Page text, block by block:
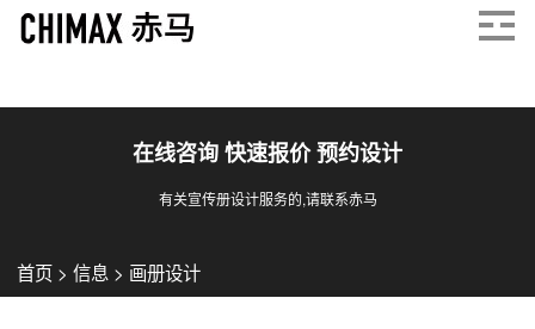
在线咨询 快速报价 预约设计
有关宣传册设计服务的,请联系赤马
首页 > 信息 > 画册设计